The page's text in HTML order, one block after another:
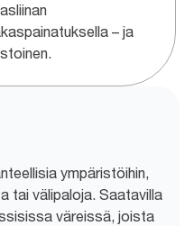
– ja
ympäristöihin,
tai välipaloja. Saatavilla
väreissä, joista